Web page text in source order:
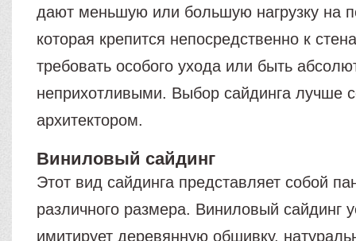
дают меньшую или большую нагрузку на
которая крепится непосредственно к
требовать особого ухода или быть
неприхотливыми. Выбор сайдинга лучше
архитектором.
Виниловый сайдинг
Этот вид сайдинга представляет собой
различного размера. Виниловый сайдинг
имитирует деревянную обшивку,